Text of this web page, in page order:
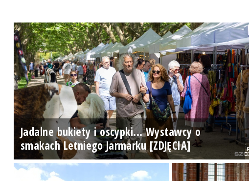
Jadalne bukiety i oscypki... Wystawcy o
smakach Letniego Jarmarku [ZDJĘCIA]